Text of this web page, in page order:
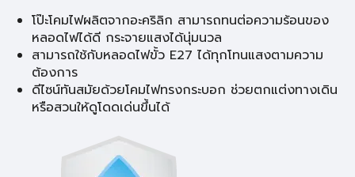
โป๊ะโคมไฟผลิตจากอะคริลิก สามารถทนต่อความร้อนของ
หลอดไฟได้ดี กระจายแสงได้นุ่มนวล
สามารถใช้กับหลอดไฟขั้ว E27 ได้ทุกโทนแสงตามความ
ต้องการ
ดีไซน์ทันสมัยด้วยโคมไฟทรงกระบอก ช่วยตกแต่งทางเดิน
หรือสวนให้ดูโดดเด่นขึ้นได้